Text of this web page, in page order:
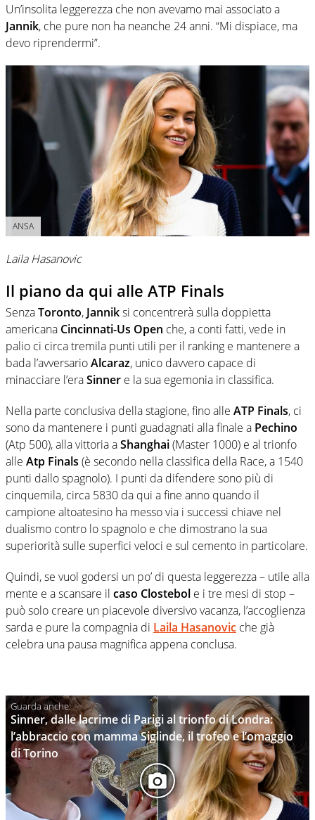
Un’insolita leggerezza che non avevamo mai associato a
Jannik, che pure non ha neanche 24 anni. “Mi dispiace, ma
devo riprendermi”.
ANSA
Laila Hasanovic
Il piano da qui alle ATP Finals
SenzaToronto, Janniksi concentrerà sulla doppietta
americana Cincinnati-Us Open che, a conti fatti, vede in
palio ci circa tremila punti utili per il ranking e mantenere a
bada l’avversarioAlcaraz, unico davvero capace di
minacciare l’eraSinner e la sua egemonia in classifica.
Nella parte conclusiva della stagione, fino alle ATP Finals, ci
sono da mantenere i punti guadagnati alla finale a Pechino
(Atp 500), alla vittoria aShanghai(Master 1000) e al trionfo
alle Atp Finals (è secondo nella classifica della Race, a 1540
punti dallo spagnolo). I punti da difendere sono più di
cinquemila, circa 5830 da qui a fine anno quando il
campione altoatesino ha messo via i successi chiave nel
dualismo contro lo spagnolo e che dimostrano la sua
superiorità sulle superfici veloci e sul cemento in particolare.
Quindi, se vuol godersi un po’ di questa leggerezza – utile alla
mente e a scansare il caso Clostebol e i tre mesi di stop –
può solo creare un piacevole diversivo vacanza, l’accoglienza
sarda e pure la compagnia di Laila Hasanovic che già
celebra una pausa magnifica appena conclusa.
Sinner, dalle lacrime di Parigi al trionfo di Londra:
l’abbraccio con mamma Siglinde, il trofeo e l’omaggio
di Torino